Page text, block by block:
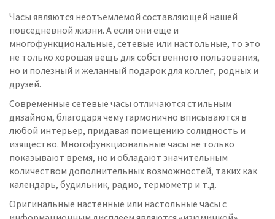
Часы являются неотъемлемой составляющей нашей
повседневной жизни. А если они еще и
многофункциональные, сетевые или настольные, то это
не только хорошая вещь для собственного пользования,
но и полезный и желанный подарок для коллег, родных и
друзей.
Современные сетевые часы отличаются стильным
дизайном, благодаря чему гармонично вписываются в
любой интерьер, придавая помещению солидность и
изящество. Многофункциональные часы не только
показывают время, но и обладают значительным
количеством дополнительных возможностей, таких как
календарь, будильник, радио, термометр и т.д.
Оригинальные настенные или настольные часы с